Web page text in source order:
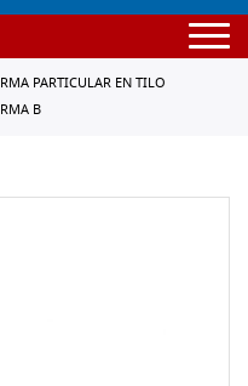
PARTICULAR EN TILO
B